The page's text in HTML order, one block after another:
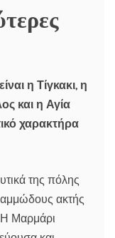
η Τίγκακι, η
και η Αγία
χαρακτήρα
της πόλης
αμμώδους ακτής
Η Μαρμάρι